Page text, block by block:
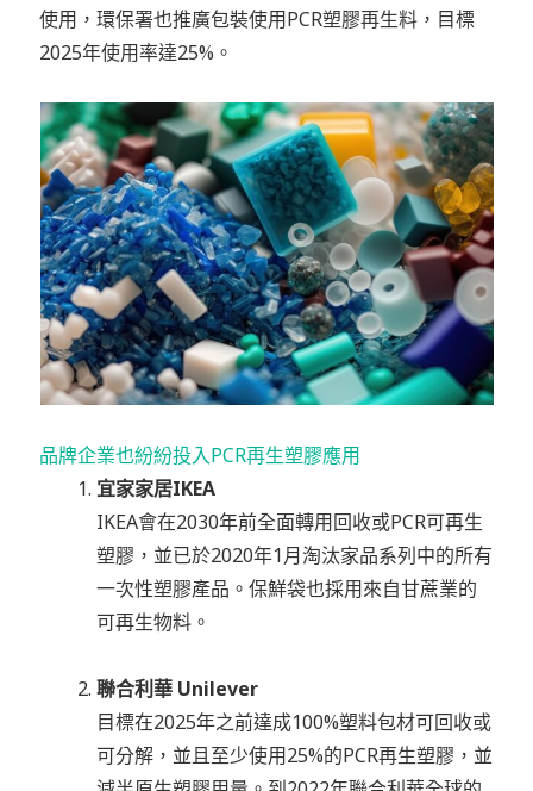
使用，環保署也推廣包裝使用PCR塑膠再生料，目標
2025年使用率達25%。
品牌企業也紛紛投入PCR再生塑膠應用
宜家家居IKEA
IKEA會在2030年前全面轉用回收或PCR可再生
塑膠，並已於2020年1月淘汰家品系列中的所有
一次性塑膠產品。保鮮袋也採用來自甘蔗業的
可再生物料。
聯合利華 Unilever
目標在2025年之前達成100%塑料包材可回收或
可分解，並且至少使用25%的PCR再生塑膠，並